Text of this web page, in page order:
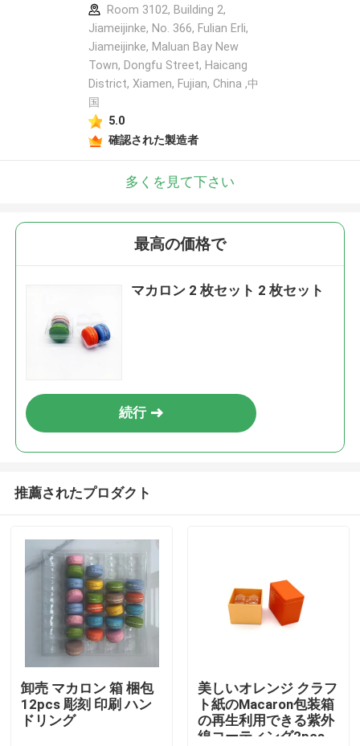
家へ
Room 3102, Building 2,
Jiameijinke, No. 366, Fulian Erli,
Jiameijinke, Maluan Bay New
Town, Dongfu Street, Haicang
District, Xiamen, Fujian, China ,中
国
5.0
確認された製造者
多くを見て下さい
最高の価格で
マカロン 2 枚セット 2 枚セット
続行
推薦されたプロダクト
卸売 マカロン 箱 梱包
12pcs 彫刻 印刷 ハン
ドリング
美しいオレンジ クラフ
ト紙のMacaron包装箱
の再生利用できる紫外
線コーティング2pcs